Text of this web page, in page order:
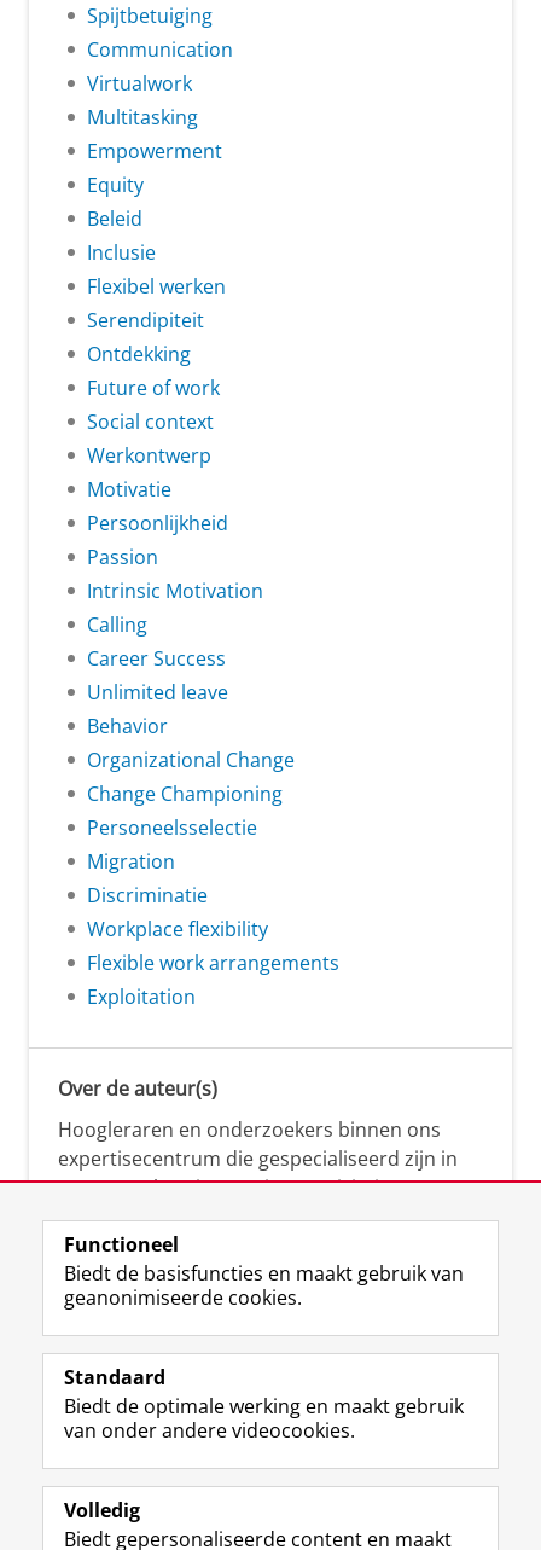
Spijtbetuiging
Communication
Virtualwork
Multitasking
Empowerment
Equity
Beleid
Inclusie
Flexibel werken
Serendipiteit
Ontdekking
Future of work
Social context
Werkontwerp
Motivatie
Persoonlijkheid
Passion
Intrinsic Motivation
Calling
Career Success
Unlimited leave
Behavior
Organizational Change
Change Championing
Personeelsselectie
Migration
Discriminatie
Workplace flexibility
Flexible work arrangements
Exploitation
Over de auteur(s)
Hoogleraren en onderzoekers binnen ons
expertisecentrum die gespecialiseerd zijn in
samenwerken, innovatie, creativiteit,
diversiteit, leiderschap en ethisch gedrag.
Over deze blog
Via deze blog vertalen onze experts hun
(actuele) wetenschappelijke kennis naar
praktische, heldere en toegankelijke inzichten.
Functioneel
Biedt de basisfuncties en maakt gebruik van
geanonimiseerde cookies.
Standaard
Biedt de optimale werking en maakt gebruik
van onder andere videocookies.
Volledig
Biedt gepersonaliseerde content en maakt